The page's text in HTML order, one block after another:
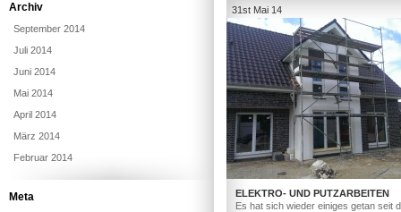
31st Mai 14
ELEKTRO- UND PUTZARBEITEN
Es hat sich wieder einiges getan seit
Archiv
September 2014
Juli 2014
Juni 2014
Mai 2014
April 2014
März 2014
Februar 2014
Meta